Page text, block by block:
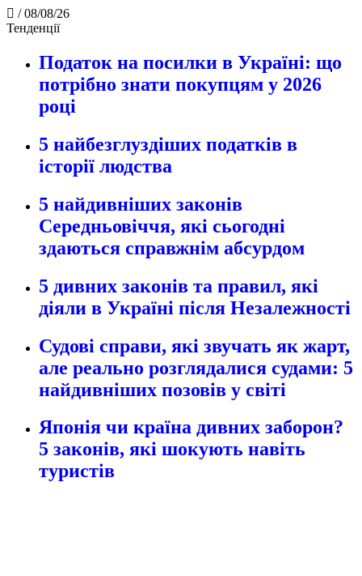
/ 08/08/26
Тенденції
Податок на посилки в Україні: що
потрібно знати покупцям у 2026
році
5 найбезглуздіших податків в
історії людства
5 найдивніших законів
Середньовіччя, які сьогодні
здаються справжнім абсурдом
5 дивних законів та правил, які
діяли в Україні після Незалежності
Судові справи, які звучать як жарт,
але реально розглядалися судами: 5
найдивніших позовів у світі
Японія чи країна дивних заборон?
5 законів, які шокують навіть
туристів